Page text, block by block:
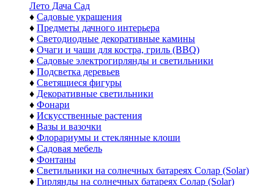
Лето Дача Сад
♦ Садовые украшения
♦ Предметы дачного интерьера
♦ Светодиодные декоративные камины
♦ Очаги и чаши для костра, гриль (BBQ)
♦ Садовые электрогирлянды и светильники
♦ Подсветка деревьев
♦ Светящиеся фигуры
♦ Декоративные светильники
♦ Фонари
♦ Искусственные растения
♦ Вазы и вазочки
♦ Флорариумы и стеклянные клоши
♦ Садовая мебель
♦ Фонтаны
♦ Светильники на солнечных батареях Солар (Solar)
♦ Гирлянды на солнечных батареях Солар (Solar)